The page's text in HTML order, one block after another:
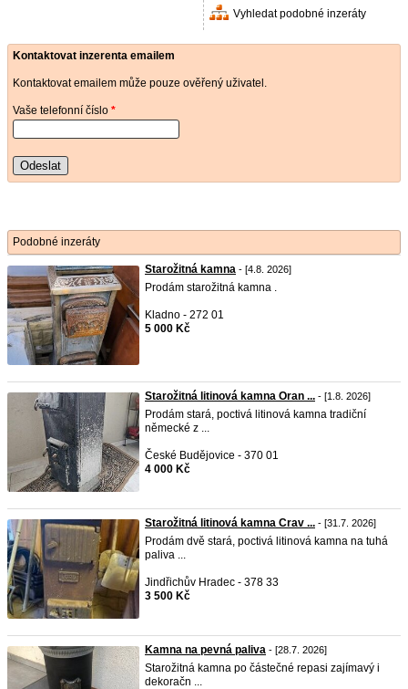
Vyhledat podobné inzeráty
Kontaktovat inzerenta emailem
Kontaktovat emailem může pouze ověřený uživatel.
Vaše telefonní číslo *
Odeslat
Podobné inzeráty
Starožitná kamna - [4.8. 2026]
Prodám starožitná kamna .
Kladno - 272 01
5 000 Kč
Starožitná litinová kamna Oran ... - [1.8. 2026]
Prodám stará, poctivá litinová kamna tradiční
německé z ...
České Budějovice - 370 01
4 000 Kč
Starožitná litinová kamna Crav ... - [31.7. 2026]
Prodám dvě stará, poctivá litinová kamna na tuhá
paliva ...
Jindřichův Hradec - 378 33
3 500 Kč
Kamna na pevná paliva - [28.7. 2026]
Starožitná kamna po částečné repasi zajímavý i
dekoračn ...